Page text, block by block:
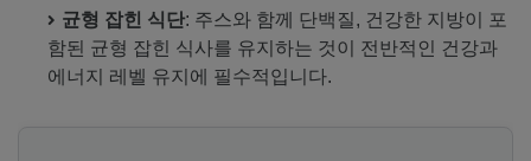
균형 잡힌 식단: 주스와 함께 단백질, 건강한 지방이 포
함된 균형 잡힌 식사를 유지하는 것이 전반적인 건강과
에너지 레벨 유지에 필수적입니다.